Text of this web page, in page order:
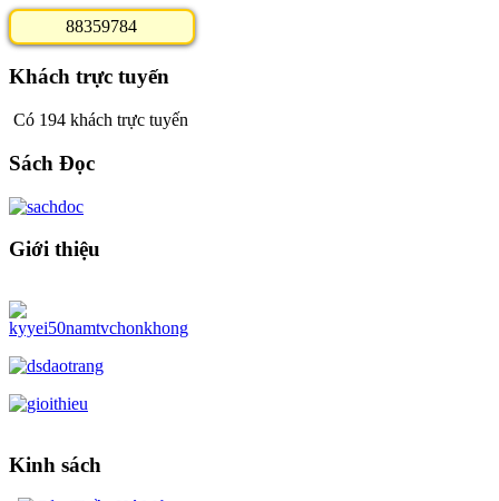
88359784
Khách trực tuyến
Có 194 khách trực tuyến
Sách Đọc
Giới thiệu
Kinh sách